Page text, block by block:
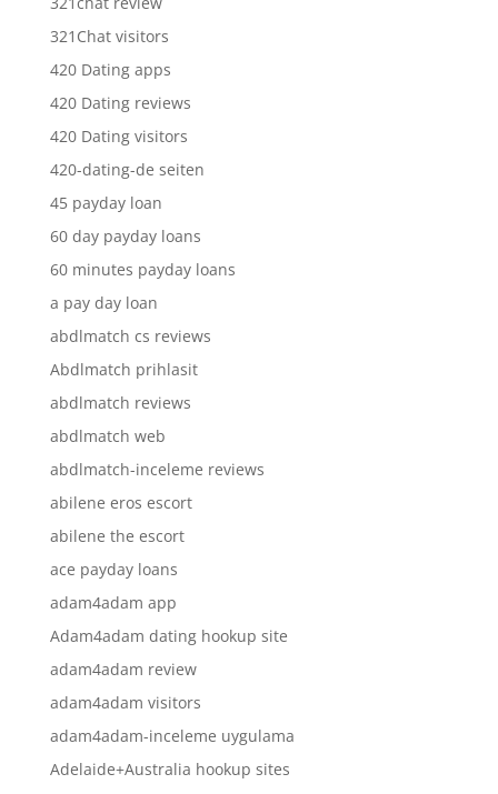
321Chat visitors
420 Dating apps
420 Dating reviews
420 Dating visitors
420-dating-de seiten
45 payday loan
60 day payday loans
60 minutes payday loans
a pay day loan
abdlmatch cs reviews
Abdlmatch prihlasit
abdlmatch reviews
abdlmatch web
abdlmatch-inceleme reviews
abilene eros escort
abilene the escort
ace payday loans
adam4adam app
Adam4adam dating hookup site
adam4adam review
adam4adam visitors
adam4adam-inceleme uygulama
Adelaide+Australia hookup sites